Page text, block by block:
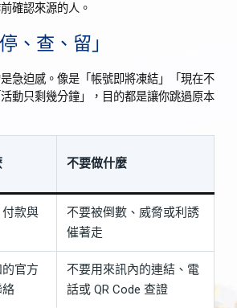
確認來源的人。
、查、留」
急迫感。像是「帳號即將凍結」「現在不
動只剩幾分鐘」，目的都是讓你跳過原本
不要做什麼
款與
不要被倒數、威脅或利誘
催著走
官方
絡
不要用來訊內的連結、電
話或 QR Code 查證